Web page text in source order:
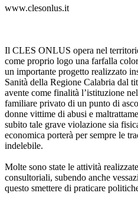
www.clesonlus.it
Il CLES ONLUS opera nel
come proprio logo una farfalla
un importante progetto realizzato
Sanità della Regione Calabria dal
avente come finalità l’istituzione
familiare privato di un punto di
donne vittime di abusi e
subito tale grave violazione sia
economica porterà per sempre le
indelebile.
Molte sono state le attività
consultoriali, subendo anche
questo smettere di praticare